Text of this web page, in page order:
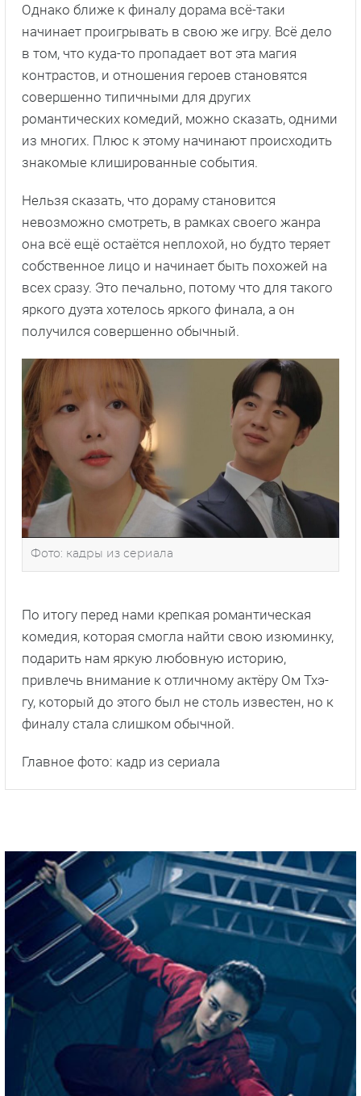
Однако ближе к финалу дорама всё-таки
начинает проигрывать в свою же игру. Всё дело
в том, что куда-то пропадает вот эта магия
контрастов, и отношения героев становятся
совершенно типичными для других
романтических комедий, можно сказать, одними
из многих. Плюс к этому начинают происходить
знакомые клишированные события.
Нельзя сказать, что дораму становится
невозможно смотреть, в рамках своего жанра
она всё ещё остаётся неплохой, но будто теряет
собственное лицо и начинает быть похожей на
всех сразу. Это печально, потому что для такого
яркого дуэта хотелось яркого финала, а он
получился совершенно обычный.
Фото: кадры из сериала
По итогу перед нами крепкая романтическая
комедия, которая смогла найти свою изюминку,
подарить нам яркую любовную историю,
привлечь внимание к отличному актёру Ом Тхэ-
гу, который до этого был не столь известен, но к
финалу стала слишком обычной.
Главное фото: кадр из сериала